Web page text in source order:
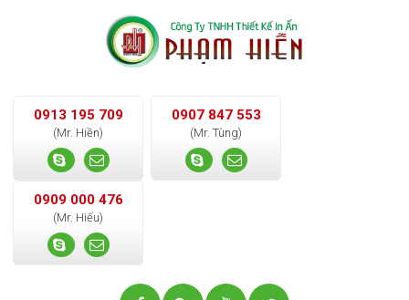
0913 195 709
(Mr. Hiền)
0907 847 553
(Mr. Tùng)
0909 000 476
(Mr. Hiếu)